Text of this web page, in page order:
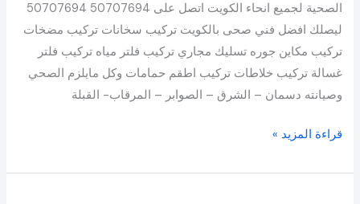
الصحية لجميع انحاء الكويت اتصل على 50707694 50707694
ليصلك افضل فني صحى بالكويت تركيب سخانات تركيب مضخات
تركيب مكاين جوره تسليك مجاري تركيب فلتر مياه تركيب فلتر
غسالة تركيب خلاطات تركيب اطقم حمامات وكل مايلزم الصحي
وصيانته دسمان – الشرق – الصوابر – المرقاب- القبلة
قراءة المزيد »